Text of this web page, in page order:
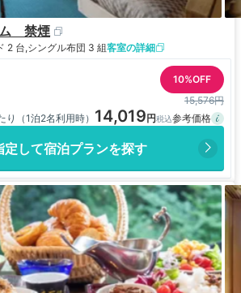
ム 禁煙
2 台,シングル布団 3 組客室の詳細
10%OFF
15,576円
り（1泊2名利用時） 14,019
定して宿泊プランを探す